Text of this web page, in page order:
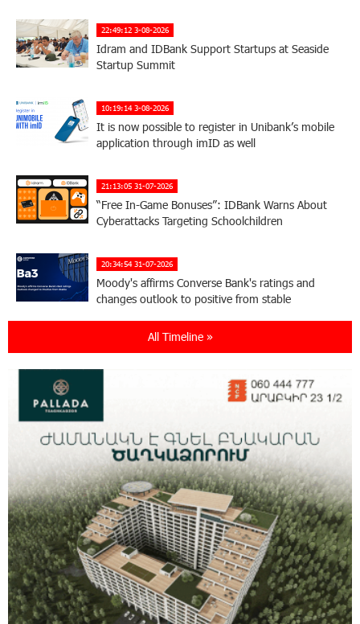
22:49:12 3-08-2026
Idram and IDBank Support Startups at Seaside
Startup Summit
10:19:14 3-08-2026
It is now possible to register in Unibank’s mobile
application through imID as well
21:13:05 31-07-2026
“Free In-Game Bonuses”: IDBank Warns About
Cyberattacks Targeting Schoolchildren
20:34:54 31-07-2026
Moody's affirms Converse Bank's ratings and
changes outlook to positive from stable
18:11:09 31-07-2026
Virtuosos" Scholarship Recipients Embark on
Educational Trips to Prestigious Music Academies
16:54:53 30-07-2026
Rate.Trading Platform at Seaside Startup
Summit: IDBank Introduces an Innovative
Solution
14:34:49 29-07-2026
Khachaturian Rooftop Grand Opening
Supported by IDBank
11:59:57 28-07-2026
All Timeline »